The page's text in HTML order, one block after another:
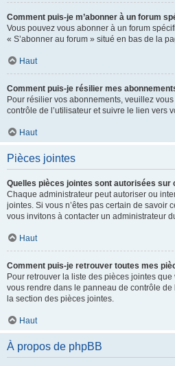
Comment puis-je m’abonner à un forum
Vous pouvez vous abonner à un forum
« S’abonner au forum » situé en bas de la
Haut
Comment puis-je résilier mes
Pour résilier vos abonnements, veuillez
contrôle de l’utilisateur et suivre le lien vers
Haut
Pièces jointes
Quelles pièces jointes sont autorisées sur
Chaque administrateur peut autoriser ou
jointes. Si vous n’êtes pas certain de savoir
vous invitons à contacter un administrateur
Haut
Comment puis-je retrouver toutes mes
Pour retrouver la liste des pièces jointes
vous rendre dans le panneau de contrôle de
la section des pièces jointes.
Haut
À propos de phpBB